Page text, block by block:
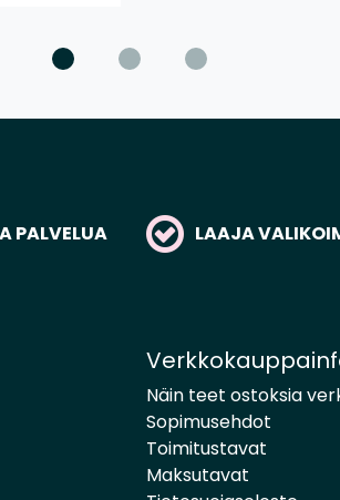
PALVELUA LAAJA
Näin teet ostoksia
Sopimusehdot
Toimitustavat
Maksutavat